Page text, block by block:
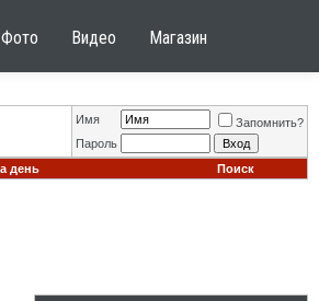
Фото Видео Магазин
Имя
Запомнить?
Пароль
день Поиск